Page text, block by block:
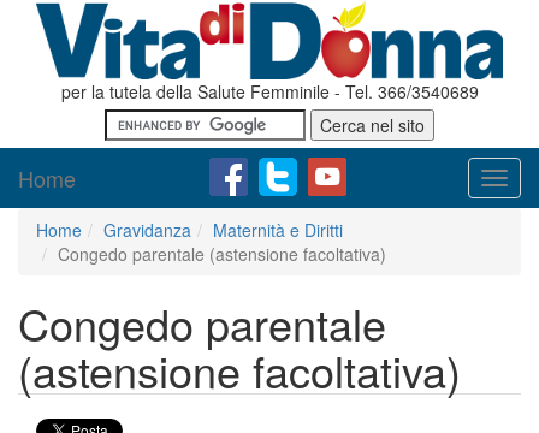
per la tutela della Salute Femminile - Tel. 366/3540689
Home
Home Gravidanza
Maternità e Diritti
Congedo parentale (astensione facoltativa)
Congedo parentale
(astensione facoltativa)